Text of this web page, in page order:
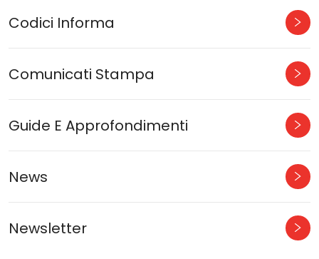
Codici Informa
Comunicati Stampa
Guide E Approfondimenti
News
Newsletter